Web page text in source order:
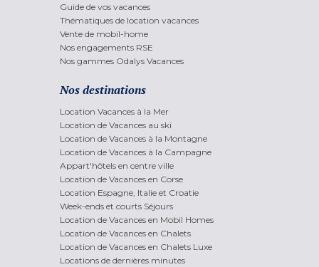
Guide de vos vacances
Thématiques de location vacances
Vente de mobil-home
Nos engagements RSE
Nos gammes Odalys Vacances
Nos destinations
Location Vacances à la Mer
Location de Vacances au ski
Location de Vacances à la Montagne
Location de Vacances à la Campagne
Appart'hôtels en centre ville
Location de Vacances en Corse
Location Espagne, Italie et Croatie
Week-ends et courts Séjours
Location de Vacances en Mobil Homes
Location de Vacances en Chalets
Location de Vacances en Chalets Luxe
Locations de dernières minutes